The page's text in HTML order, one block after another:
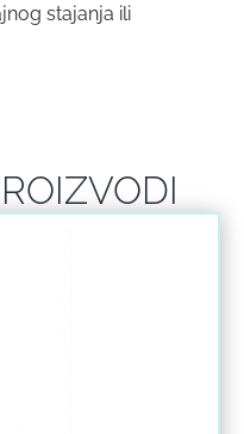
stajanja ili